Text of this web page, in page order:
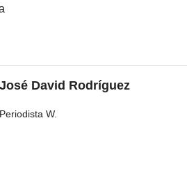
José David Rodríguez
Periodista W.